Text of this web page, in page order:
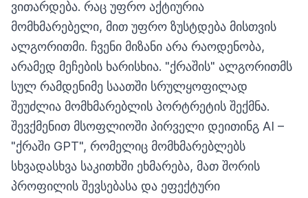
ვითარდება. რაც უფრო აქტიურია
მომხმარებელი, მით უფრო ზუსტდება მისთვის
ალგორითმი. ჩვენი მიზანი არა რაოდენობა,
არამედ მეჩების ხარისხია. "ქრაშის" ალგორითმს
სულ რამდენიმე საათში სრულყოფილად
შეუძლია მომხმარებლის პორტრეტის შექმნა.
შევქმენით მსოფლიოში პირველი დეითინგ AI –
"ქრაში GPT", რომელიც მომხმარებლებს
სხვადასხვა საკითხში ეხმარება, მათ შორის
პროფილის შევსებასა და ეფექტური